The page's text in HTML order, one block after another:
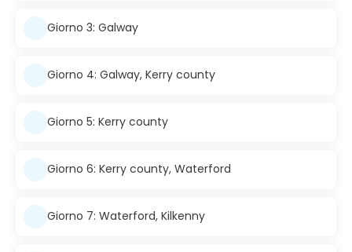
Giorno 3: Galway
Giorno 4: Galway, Kerry county
Giorno 5: Kerry county
Giorno 6: Kerry county, Waterford
Giorno 7: Waterford, Kilkenny